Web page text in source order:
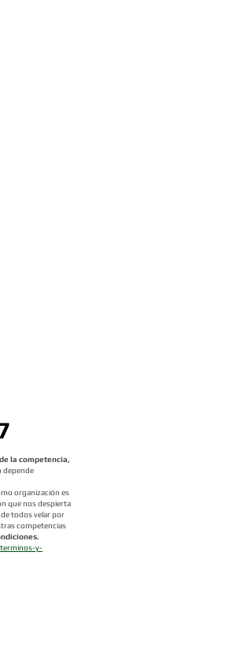
la competencia,
depende
organización es
que nos despierta
todos velar por
competencias
y-